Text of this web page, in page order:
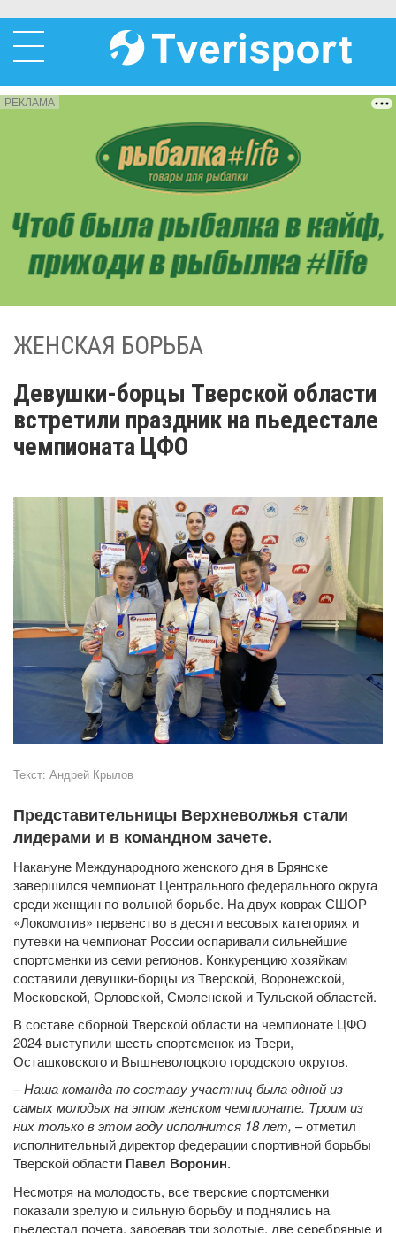
РЕКЛАМА
ЖЕНСКАЯ БОРЬБА
Девушки-борцы Тверской области
встретили праздник на пьедестале
чемпионата ЦФО
Текст: Андрей Крылов
Представительницы Верхневолжья стали
лидерами и в командном зачете.
Накануне Международного женского дня в Брянске
завершился чемпионат Центрального федерального округа
среди женщин по вольной борьбе. На двух коврах СШОР
«Локомотив» первенство в десяти весовых категориях и
путевки на чемпионат России оспаривали сильнейшие
спортсменки из семи регионов. Конкуренцию хозяйкам
составили девушки-борцы из Тверской, Воронежской,
Московской, Орловской, Смоленской и Тульской областей.
В составе сборной Тверской области на чемпионате ЦФО
2024 выступили шесть спортсменок из Твери,
Осташковского и Вышневолоцкого городского округов.
–Наша команда по составу участниц была одной из
самых молодых на этом женском чемпионате. Троим из
них только в этом году исполнится 18 лет, – отметил
исполнительный директор федерации спортивной борьбы
Тверской области Павел Воронин.
Несмотря на молодость, все тверские спортсменки
показали зрелую и сильную борьбу и поднялись на
пьедестал почета, завоевав три золотые, две серебряные и